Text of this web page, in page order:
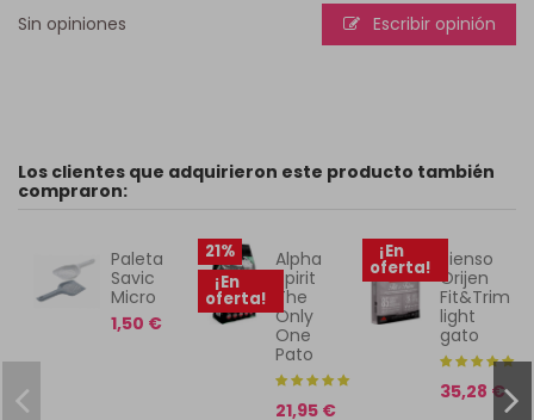
Sin opiniones Escribir opinión
Los clientes que adquirieron este producto también
compraron:
Paleta
Savic
Micro
1,50 €
21%
¡En
oferta!
Alpha
Spirit
The
Only
One
Pato
21,95 €
¡En
oferta!
Pienso
Orijen
Fit&Trim
light
gato
35,28 €